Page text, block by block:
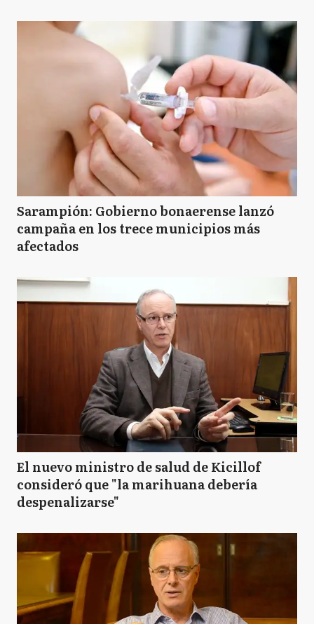
Sarampión: Gobierno bonaerense lanzó
campaña en los trece municipios más
afectados
El nuevo ministro de salud de Kicillof
consideró que "la marihuana debería
despenalizarse"